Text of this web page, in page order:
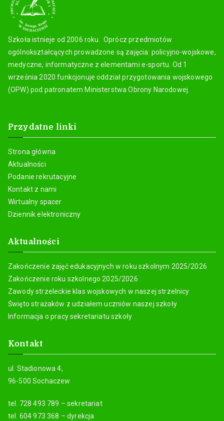
Szkoła istnieje od 2006 roku. Oprócz przedmiotów
ogólnokształcących prowadzone są zajęcia: policyjno-wojskowe,
medyczne, informatyczne z elementami e-sportu. Od 1
września 2020 funkcjonuje oddział przygotowania wojskowego
(OPW) pod patronatem Ministerstwa Obrony Narodowej.
Przydatne linki
Strona główna
Aktualności
Podanie rekrutacyjne
Kontakt z nami
Wirtualny spacer
Dziennik elektroniczny
Aktualności
Zakończenie zajęć edukacyjnych w roku szkolnym 2025/2026
Zakończenie roku szkolnego 2025/2026
Zawody strzeleckie klas wojskowych w naszej strzelnicy
Święto strażaków z udziałem uczniów naszej szkoły
Informacja o pracy sekretariatu szkoły
Kontakt
ul. Stadionowa 4,
96-500 Sochaczew
tel. 728 493 789 – sekretariat
tel. 604 973 368 – dyrekcja